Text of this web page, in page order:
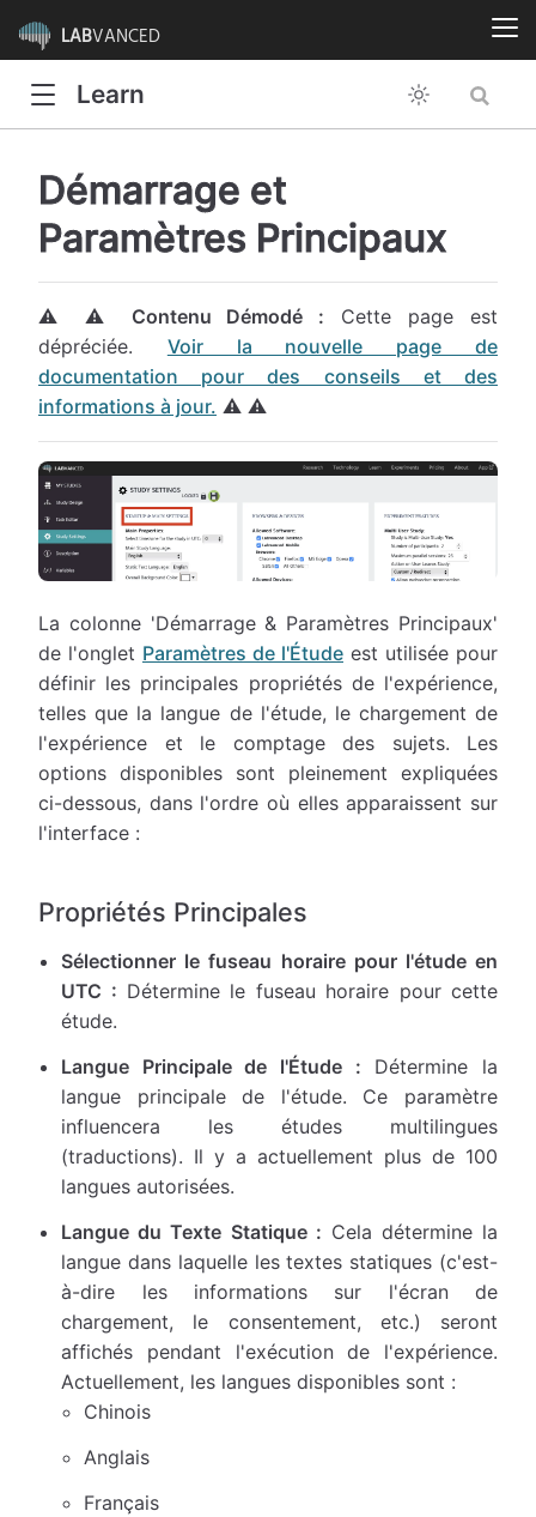
LABVANCED
Learn
Démarrage et
Paramètres Principaux
⚠️ ⚠️ Contenu Démodé : Cette page est
dépréciée. Voir la nouvelle page de
documentation pour des conseils et des
informations à jour. ⚠️ ⚠️
La colonne 'Démarrage & Paramètres Principaux'
de l'onglet Paramètres de l'Étude est utilisée pour
définir les principales propriétés de l'expérience,
telles que la langue de l'étude, le chargement de
l'expérience et le comptage des sujets. Les
options disponibles sont pleinement expliquées
ci-dessous, dans l'ordre où elles apparaissent sur
l'interface :
Propriétés Principales
Sélectionner le fuseau horaire pour l'étude en
UTC : Détermine le fuseau horaire pour cette
étude.
Langue Principale de l'Étude : Détermine la
langue principale de l'étude. Ce paramètre
influencera les études multilingues
(traductions). Il y a actuellement plus de 100
langues autorisées.
Langue du Texte Statique : Cela détermine la
langue dans laquelle les textes statiques (c'est-
à-dire les informations sur l'écran de
chargement, le consentement, etc.) seront
affichés pendant l'exécution de l'expérience.
Actuellement, les langues disponibles sont :
Chinois
Anglais
Français